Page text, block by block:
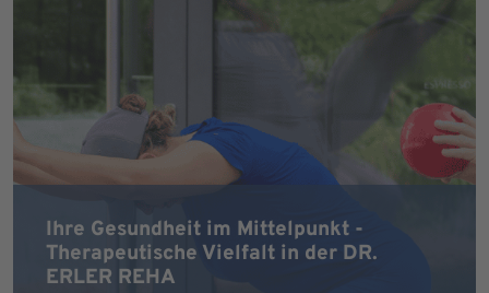
Ihre Gesundheit im Mittelpunkt -
Therapeutische Vielfalt in der DR.
ERLER REHA